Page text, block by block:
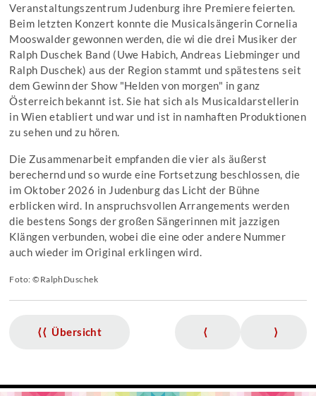
Veranstaltungszentrum Judenburg ihre Premiere feierten.
Beim letzten Konzert konnte die Musicalsängerin Cornelia
Mooswalder gewonnen werden, die wi die drei Musiker der
Ralph Duschek Band (Uwe Habich, Andreas Liebminger und
Ralph Duschek) aus der Region stammt und spätestens seit
dem Gewinn der Show "Helden von morgen" in ganz
Österreich bekannt ist. Sie hat sich als Musicaldarstellerin
in Wien etabliert und war und ist in namhaften Produktionen
zu sehen und zu hören.
Die Zusammenarbeit empfanden die vier als äußerst
berechernd und so wurde eine Fortsetzung beschlossen, die
im Oktober 2026 in Judenburg das Licht der Bühne
erblicken wird. In anspruchsvollen Arrangements werden
die bestens Songs der großen Sängerinnen mit jazzigen
Klängen verbunden, wobei die eine oder andere Nummer
auch wieder im Original erklingen wird.
Foto: ©RalphDuschek
⟨⟨ Übersicht ⟨ ⟩